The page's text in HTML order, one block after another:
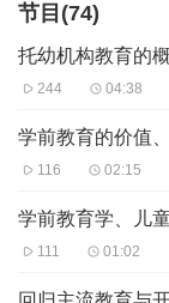
贯穿古今，融汇中
理解，体现了人类...
节目(74)
托幼机构教育的
244 04:38
学前教育的价值
116 02:15
学前教育学、儿
111 01:02